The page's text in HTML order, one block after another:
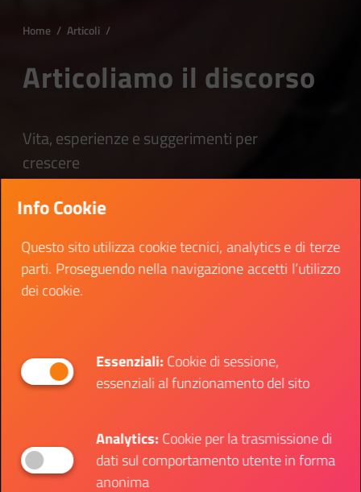
Home / Articoli /
Articoliamo il discorso
Vita, esperienze e suggerimenti per
crescere
Info Cookie
Questo sito utilizza cookie tecnici, analytics e di terze
parti. Proseguendo nella navigazione accetti l’utilizzo
dei cookie.
Essenziali:Cookie di sessione,
essenziali al funzionamento del sito
Analytics:Cookie per la trasmissione di
dati sul comportamento utente in forma
anonima